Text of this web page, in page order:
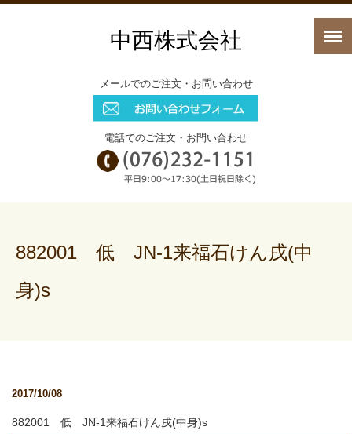
中西株式会社
メールでのご注文・お問い合わせ
電話でのご注文・お問い合わせ
882001 低 JN-1来福石けん戌(中
身)s
2017/10/08
882001 低 JN-1来福石けん戌(中身)s